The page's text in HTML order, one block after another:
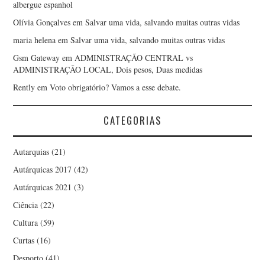
albergue espanhol
Olívia Gonçalves emSalvar uma vida, salvando muitas outras vidas
maria helena emSalvar uma vida, salvando muitas outras vidas
Gsm Gateway emADMINISTRAÇÃO CENTRAL vs
ADMINISTRAÇÃO LOCAL, Dois pesos, Duas medidas
Rently emVoto obrigatório? Vamos a esse debate.
CATEGORIAS
Autarquias (21)
Autárquicas 2017 (42)
Autárquicas 2021 (3)
Ciência (22)
Cultura (59)
Curtas (16)